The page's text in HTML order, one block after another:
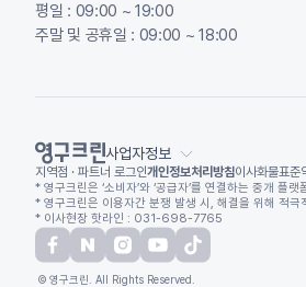
평일 : 09:00 ~ 19:00
주말 및 공휴일 : 09:00 ~ 18:00
사업자정보
지역점 · 파트너 로그인개인정보처리방침이사화물표준
* 영구크린은 ‘소비자’와 ‘공급자’를 연결하는 중개
* 영구크린은 이용자간 분쟁 발생 시, 해결을 위해 적
* 이사현장 핫라인 : 031-698-7765
© 영구크린. All Rights Reserved.